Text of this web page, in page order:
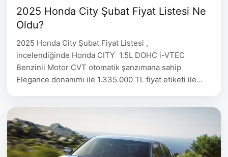
2025 Honda City Şubat Fiyat Listesi Ne
Oldu?
2025 Honda City Şubat Fiyat Listesi ,
incelendiğinde Honda CITY 1.5L DOHC i-VTEC
Benzinli Motor CVT otomatik şanzımana sahip
Elegance donanımı ile 1.335.000 TL fiyat etiketi ile
Benzinli Motor Executive 1.335.000